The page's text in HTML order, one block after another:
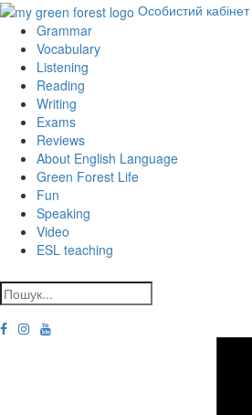
Особистий кабінет
Grammar
Vocabulary
Listening
Reading
Writing
Exams
Reviews
About English Language
Green Forest Life
Fun
Speaking
Video
ESL teaching